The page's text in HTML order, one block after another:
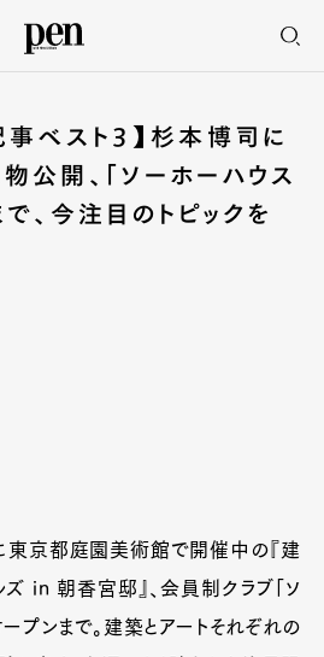
事ベスト3】杉本博司に
公開、「ソーホーハウス
、今注目のトピックを
京都庭園美術館で開催中の『建
in 朝香宮邸』、会員制クラブ「ソ
プンまで。建築とアートそれぞれの